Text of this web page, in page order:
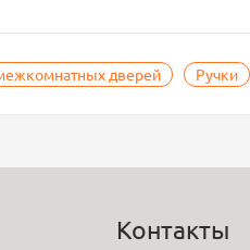
дверей Ручки
Контакты